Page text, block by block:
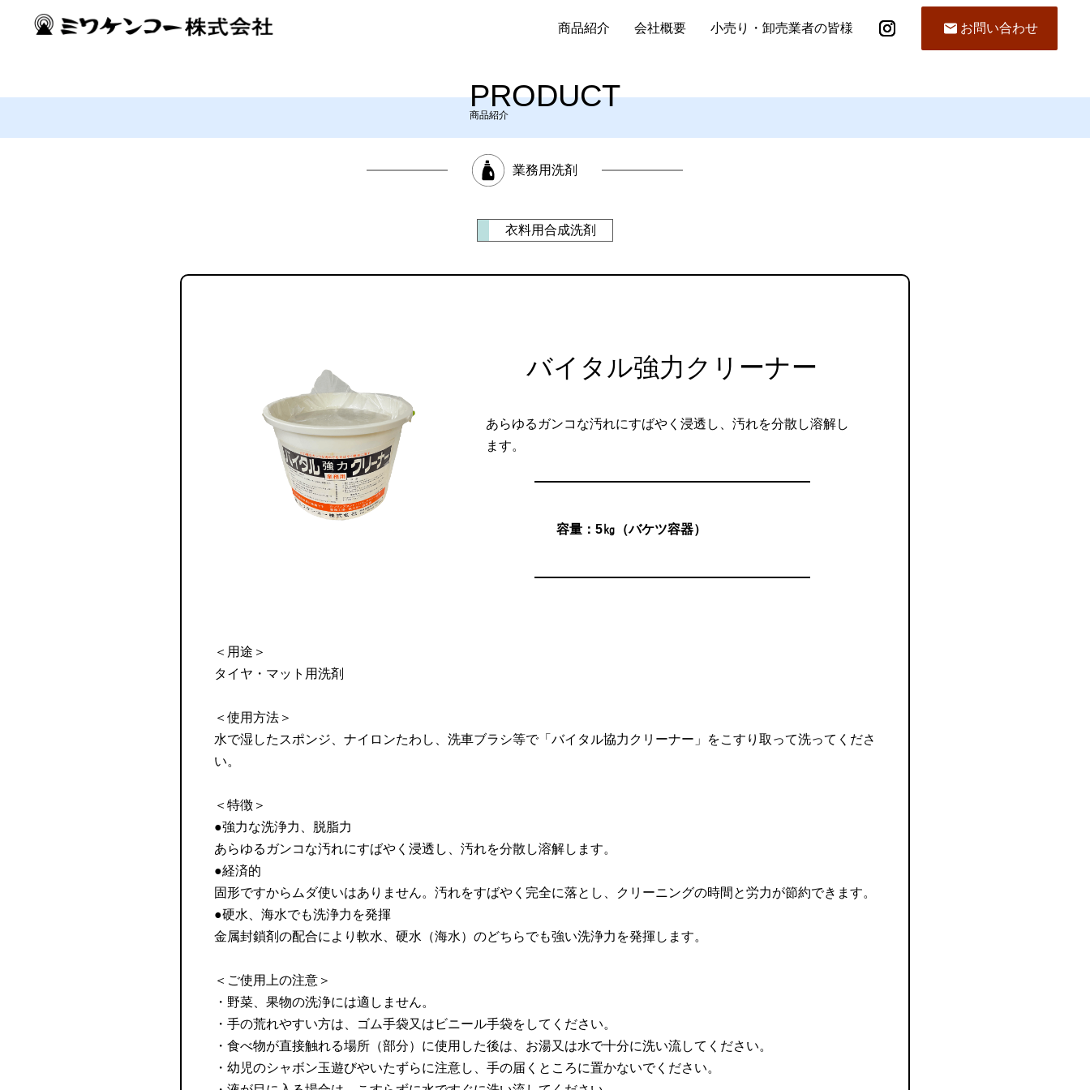
商品紹介 会社概要 小売り・卸売業者の皆様 お問い合わせ
PRODUCT
商品紹介
業務用洗剤
衣料用合成洗剤
バイタル強力クリーナー
あらゆるガンコな汚れにすばやく浸透し、汚れを分散し溶解し
ます。
容量：5㎏（バケツ容器）
＜用途＞
タイヤ・マット用洗剤
＜使用方法＞
水で湿したスポンジ、ナイロンたわし、洗車ブラシ等で「バイタル協力クリーナー」をこすり取って洗ってくださ
い。
＜特徴＞
●強力な洗浄力、脱脂力
あらゆるガンコな汚れにすばやく浸透し、汚れを分散し溶解します。
●経済的
固形ですからムダ使いはありません。汚れをすばやく完全に落とし、クリーニングの時間と労力が節約できます。
●硬水、海水でも洗浄力を発揮
金属封鎖剤の配合により軟水、硬水（海水）のどちらでも強い洗浄力を発揮します。
＜ご使用上の注意＞
・野菜、果物の洗浄には適しません。
・手の荒れやすい方は、ゴム手袋又はビニール手袋をしてください。
・食べ物が直接触れる場所（部分）に使用した後は、お湯又は水で十分に洗い流してください。
・幼児のシャボン玉遊びやいたずらに注意し、手の届くところに置かないでください。